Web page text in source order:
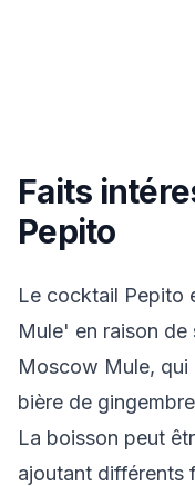
Faits
Pepito
Le cocktail Pepito
Mule' en raison de
Moscow Mule, qui
bière de
La boisson peut
ajoutant différents